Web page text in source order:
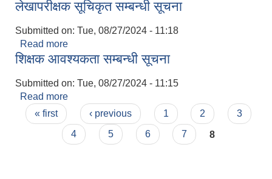
लेखापरीक्षक सूचिकृत सम्बन्धी सूचना
Submitted on: Tue, 08/27/2024 - 11:18
Read more
शिक्षक आवश्यकता सम्बन्धी सूचना
Submitted on: Tue, 08/27/2024 - 11:15
Read more
Pages
« first ‹ previous 1 2
3
4
5 6 7 8